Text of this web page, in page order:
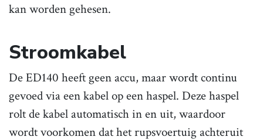
kan worden gehesen.
Stroomkabel
De ED140 heeft geen accu, maar wordt continu
gevoed via een kabel op een haspel. Deze haspel
rolt de kabel automatisch in en uit, waardoor
wordt voorkomen dat het rupsvoertuig achteruit